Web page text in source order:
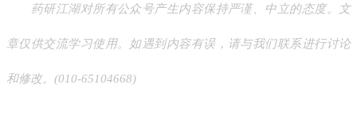
药研江湖对所有公众号产生内容保持严谨、中立的态度。文
章仅供交流学习使用。如遇到内容有误，请与我们联系进行讨论
和修改。(010-65104668)